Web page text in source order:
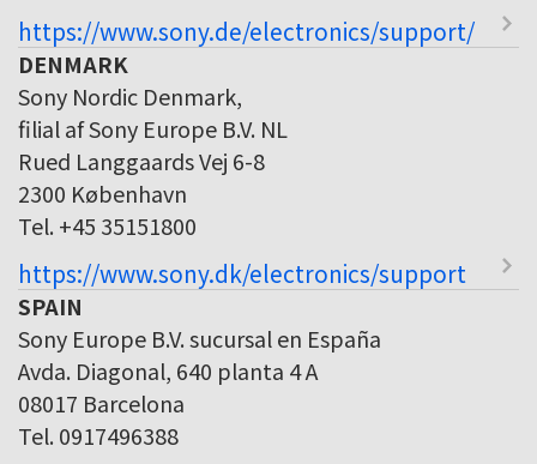
https://www.sony.de/electronics/support/
DENMARK
Sony Nordic Denmark,
filial af Sony Europe B.V. NL
Rued Langgaards Vej 6-8
2300 København
Tel. +45 35151800
https://www.sony.dk/electronics/support
SPAIN
Sony Europe B.V. sucursal en España
Avda. Diagonal, 640 planta 4 A
08017 Barcelona
Tel. 0917496388